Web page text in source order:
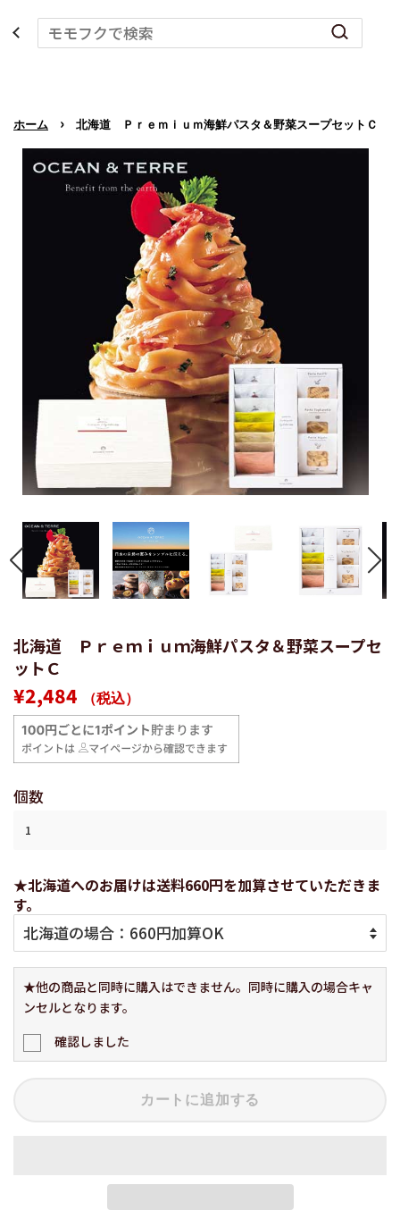
ホーム › 北海道 Ｐｒｅｍｉｕｍ海鮮パスタ＆野菜スープセットＣ
北海道 Ｐｒｅｍｉｕｍ海鮮パスタ＆野菜スープセ
ットＣ
通
常
価
格
¥2,484 （税込）
売
価
格
個数
★北海道へのお届けは送料660円を加算させていただきま
す。
★他の商品と同時に購入はできません。同時に購入の場合キャ
ンセルとなります。
確認しました
カートに追加する